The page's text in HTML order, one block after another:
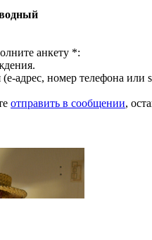
анкету *:
адрес, номер телефона или
отправить в сообщении,